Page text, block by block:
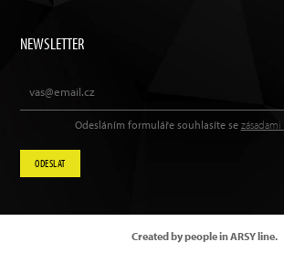
NEWSLETTER
Odesláním formuláře souhlasíte se
ODESLAT
Created by people in ARSY line.